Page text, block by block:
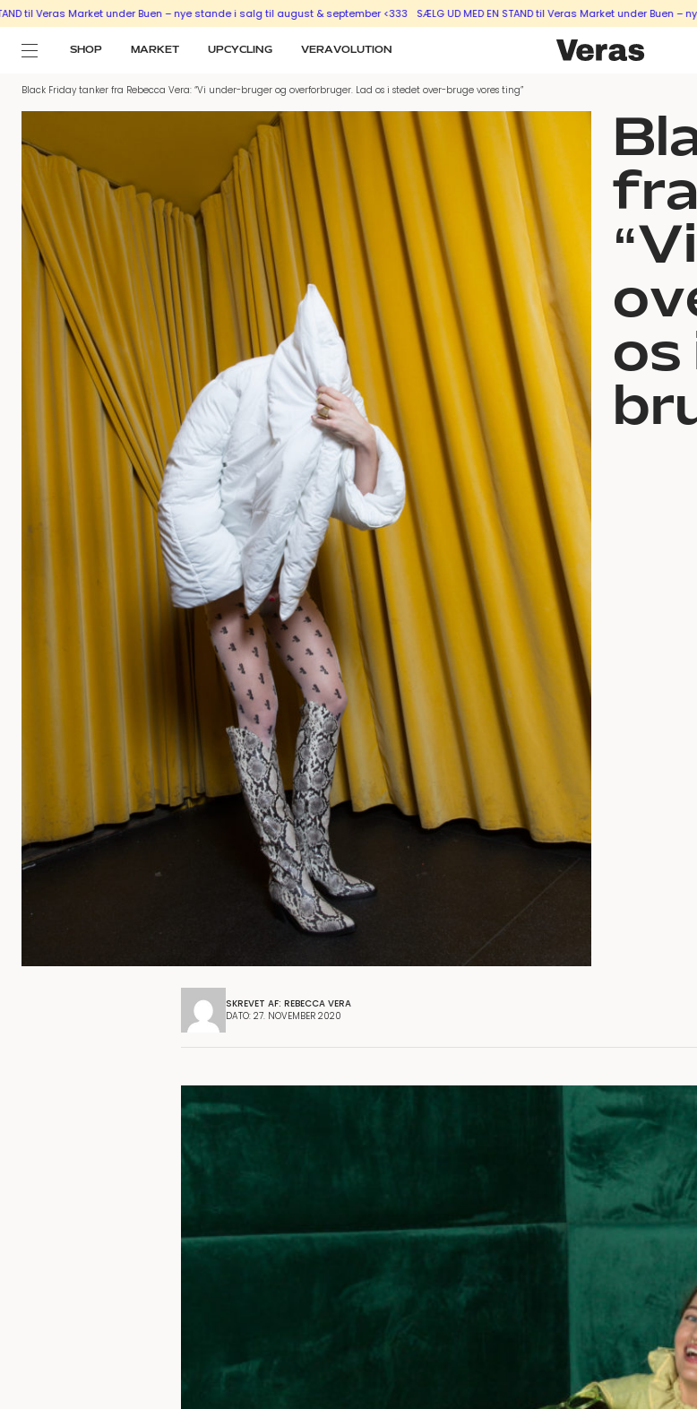
Market under Buen – nye stande i salg til august & september <333 SÆLG UD MED EN STAND til Veras Market under Buen – nye
SHOP MARKET UPCYCLING VERAVOLUTION
Black Friday tanker fra Rebecca Vera: “Vi under-bruger og overforbruger. Lad os i stedet over-bruge vores ting”
SKREVET AF: REBECCA VERA
DATO: 27. NOVEMBER 2020